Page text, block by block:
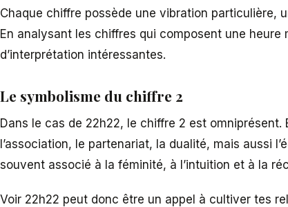
Chaque chiffre possède une vibration particulière,
En analysant les chiffres qui composent une
d’interprétation intéressantes.
Le symbolisme du chiffre 2
Dans le cas de 22h22, le chiffre 2 est omniprésent.
l’association, le partenariat, la dualité, mais aussi
souvent associé à la féminité, à l’intuition et à la
Voir 22h22 peut donc être un appel à cultiver tes